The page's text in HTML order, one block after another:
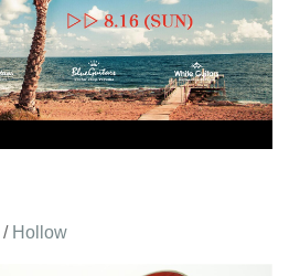
/ Hollow